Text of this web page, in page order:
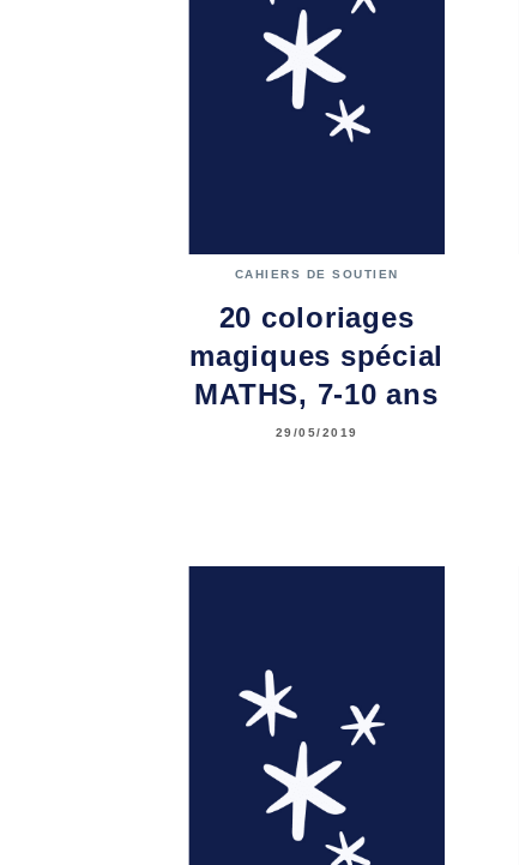
CAHIERS DE SOUTIEN
20 coloriages
magiques spécial
MATHS, 7-10 ans
29/05/2019